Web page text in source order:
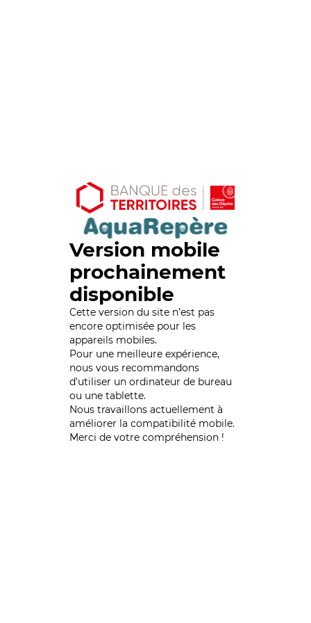
Version mobile
prochainement
disponible
Cette version du site n’est pas
encore optimisée pour les
appareils mobiles.
Pour une meilleure expérience,
nous vous recommandons
d'utiliser un ordinateur de bureau
ou une tablette.
Nous travaillons actuellement à
améliorer la compatibilité mobile.
Merci de votre compréhension !